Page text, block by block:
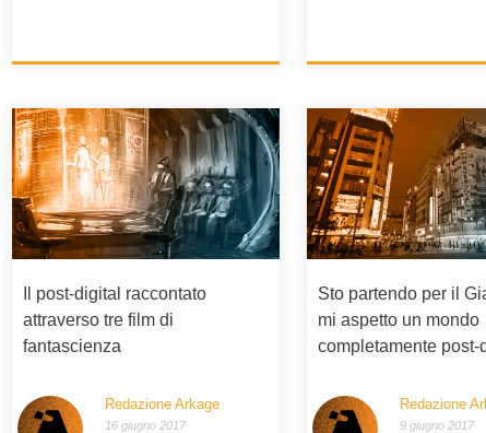
Il post-digital raccontato
attraverso tre film di
fantascienza
Redazione Arkage
16 giugno 2017
Sto partendo per il
mi aspetto un mondo
completamente post-
Redazione
9 giugno 2017